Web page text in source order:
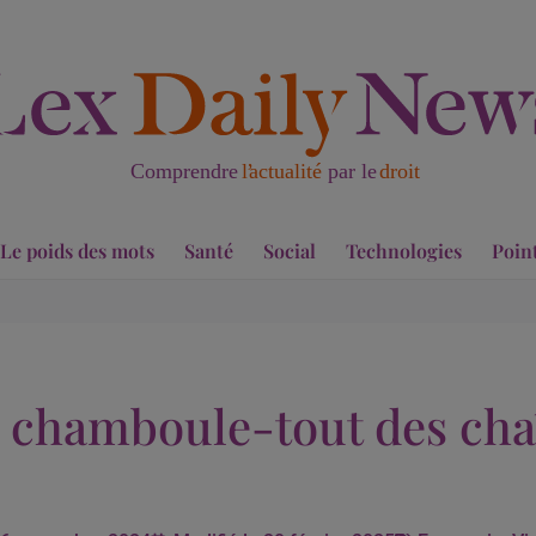
Le poids des mots Santé Social Technologies
tout des